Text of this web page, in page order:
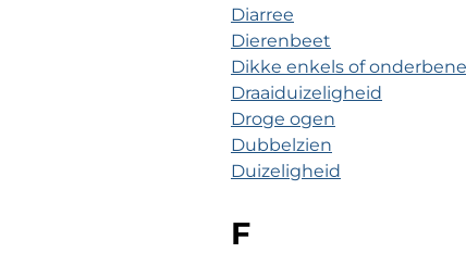
Diarree
Dierenbeet
Dikke enkels of
Draaiduizeligheid
Droge ogen
Dubbelzien
Duizeligheid
F